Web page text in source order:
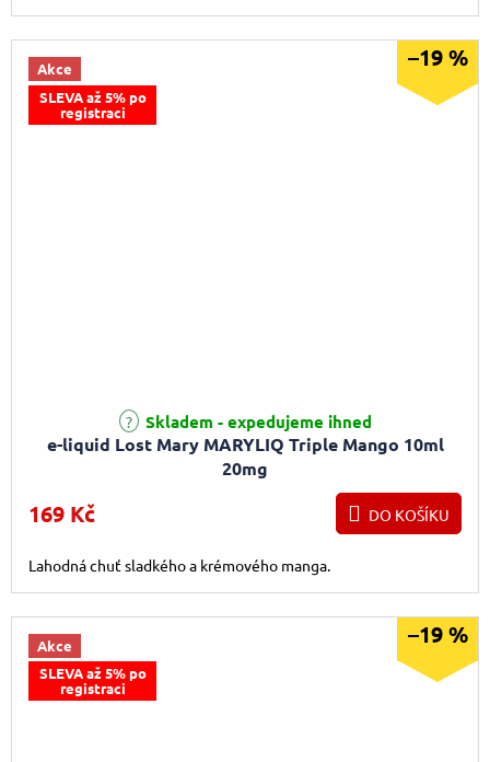
Akce
SLEVA až 5% po
registraci
–19 %
e-liquid Lost Mary MARYLIQ Triple Mango 10ml
20mg
Průměrné hodnocení produktu je 5,0 z 5 hvězdiček.
Skladem - expedujeme ihned
169 Kč DO KOŠÍKU
Lahodná chuť sladkého a krémového manga.
Akce
SLEVA až 5% po
registraci
–19 %